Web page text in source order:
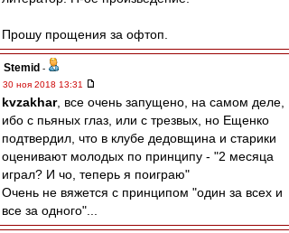
Прошу прощения за офтоп.
Stemid -
30 ноя 2018 13:31
kvzakhar, все очень запущено, на самом деле,
ибо с пьяных глаз, или с трезвых, но Ещенко
подтвердил, что в клубе дедовщина и старики
оценивают молодых по принципу - "2 месяца
играл? И чо, теперь я поиграю"
Очень не вяжется с принципом "один за всех и
все за одного"...